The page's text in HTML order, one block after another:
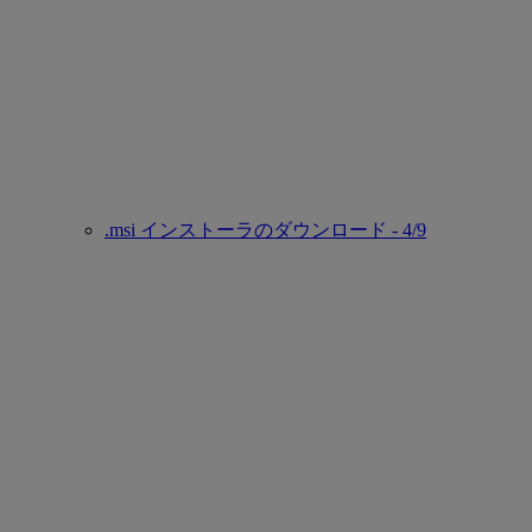
.msi インストーラのダウンロード - 4/9